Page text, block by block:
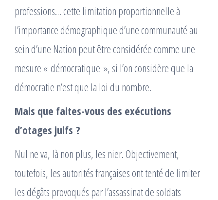
professions… cette limitation proportionnelle à
l’importance démographique d’une communauté au
sein d’une Nation peut être considérée comme une
mesure « démocratique », si l’on considère que la
démocratie n’est que la loi du nombre.
Mais que faites-vous des exécutions
d’otages juifs ?
Nul ne va, là non plus, les nier. Objectivement,
toutefois, les autorités françaises ont tenté de limiter
les dégâts provoqués par l’assassinat de soldats